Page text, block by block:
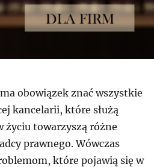
obowiązek znać wszystkie
kancelarii, które służą
życiu towarzyszą różne
prawnego. Wówczas
które pojawią się w